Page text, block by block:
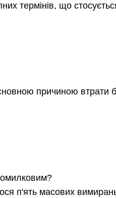
термінів, що
причиною втрати
п'ять масових